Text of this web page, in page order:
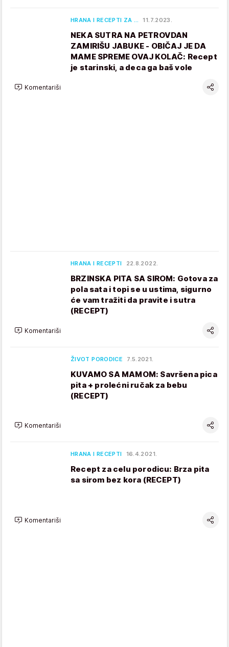
HRANA I RECEPTI ZA … 11.7.2023.
NEKA SUTRA NA PETROVDAN
ZAMIRIŠU JABUKE - OBIČAJ JE DA
MAME SPREME OVAJ KOLAČ: Recept
je starinski, a deca ga baš vole
Komentariši
HRANA I RECEPTI 22.8.2022.
BRZINSKA PITA SA SIROM: Gotova za
pola sata i topi se u ustima, sigurno
će vam tražiti da pravite i sutra
(RECEPT)
Komentariši
ŽIVOT PORODICE 7.5.2021.
KUVAMO SA MAMOM: Savršena pica
pita + prolećni ručak za bebu
(RECEPT)
Komentariši
HRANA I RECEPTI 16.4.2021.
Recept za celu porodicu: Brza pita
sa sirom bez kora (RECEPT)
Komentariši